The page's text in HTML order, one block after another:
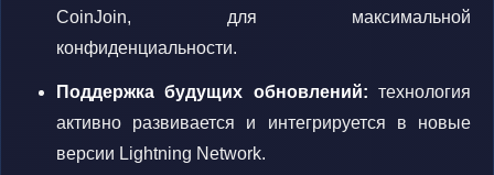
CoinJoin, для максимальной
конфиденциальности.
Поддержка будущих обновлений: технология
активно развивается и интегрируется в новые
версии Lightning Network.